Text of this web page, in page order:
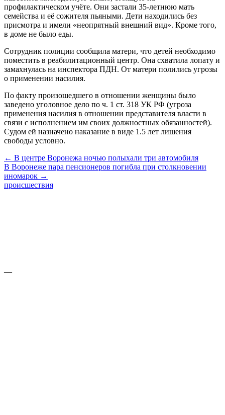
профилактическом учёте. Они застали 35-летнюю мать
семейства и её сожителя пьяными. Дети находились без
присмотра и имели «неопрятный внешний вид». Кроме того,
в доме не было еды.
Сотрудник полиции сообщила матери, что детей необходимо
поместить в реабилитационный центр. Она схватила лопату и
замахнулась на инспектора ПДН. От матери полились угрозы
о применении насилия.
По факту произошедшего в отношении женщины было
заведено уголовное дело по ч. 1 ст. 318 УК РФ (угроза
применения насилия в отношении представителя власти в
связи с исполнением им своих должностных обязанностей).
Судом ей назначено наказание в виде 1.5 лет лишения
свободы условно.
← В центре Воронежа ночью полыхали три автомобиля
В Воронеже пара пенсионеров погибла при столкновении
иномарок →
происшествия
—